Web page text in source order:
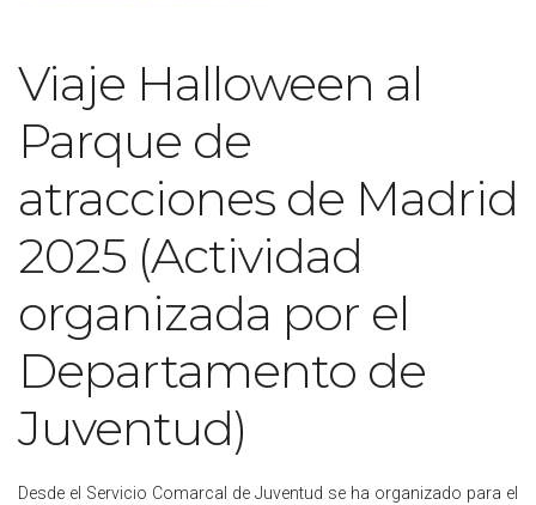
Viaje Halloween al
Parque de
atracciones de Madrid
2025 (Actividad
organizada por el
Departamento de
Juventud)
Desde el Servicio Comarcal de Juventud se ha organizado para el